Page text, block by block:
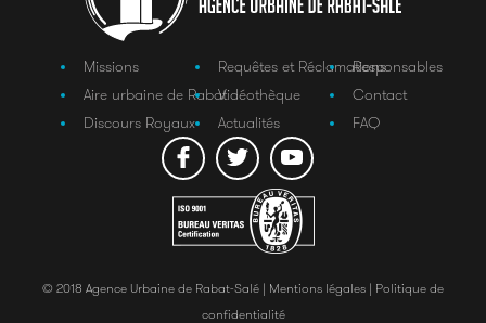
Missions
Aire urbaine de Rabat
Discours Royaux
Requêtes et Réclamations
Vidéothèque
Actualités
Responsables
Contact
FAQ
© 2018 Agence Urbaine de Rabat-Salé | Mentions légales | Politique de
confidentialité